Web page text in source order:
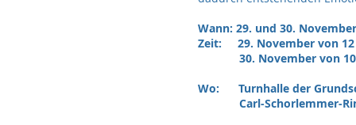
Wann: 29. und 30.
Zeit: 29. November von 12
30. November von 10
Wo: Turnhalle der
Carl-Schorlemmer-Ring